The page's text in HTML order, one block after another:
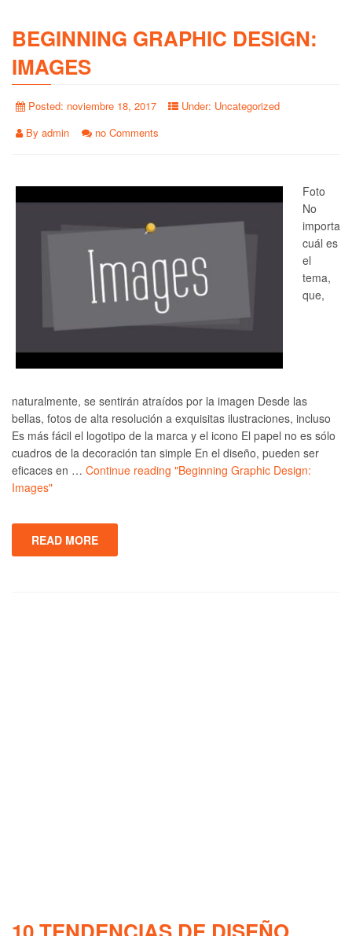
BEGINNING GRAPHIC DESIGN:
IMAGES
Posted: noviembre 18, 2017 Under: Uncategorized
By admin no Comments
Foto
No
importa
cuál es
el
tema,
que,
naturalmente, se sentirán atraídos por la imagen Desde las
bellas, fotos de alta resolución a exquisitas ilustraciones, incluso
Es más fácil el logotipo de la marca y el icono El papel no es sólo
cuadros de la decoración tan simple En el diseño, pueden ser
eficaces en … Continue reading "Beginning Graphic Design:
Images"
READ MORE